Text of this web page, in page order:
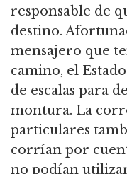
responsable de
destino.
mensajero que
camino, el
de escalas para
montura. La
particulares
corrían por
no podían